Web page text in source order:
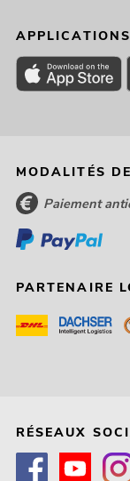
APPLICATIONS
MODALITÉS
Paiement
PARTENAIRE
RÉSEAUX